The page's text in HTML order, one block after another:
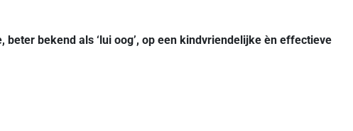
bekend als ‘lui oog’, op een kindvriendelijke èn effectieve